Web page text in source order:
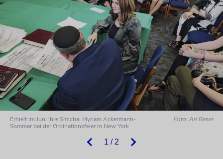
1 / 2
Erhielt im Juni ihre Smicha: Myriam Ackermann-
Sommer bei der Ordinationsfeier in New York
Foto: Ari Beser